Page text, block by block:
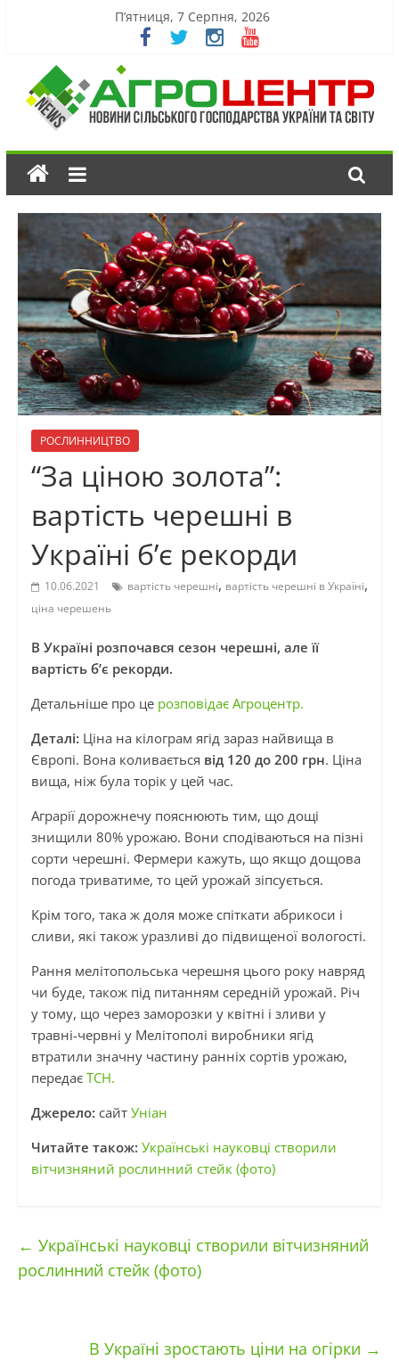
П’ятниця, 7 Серпня, 2026
РОСЛИННИЦТВО
“За ціною золота”:
вартість черешні в
Україні б’є рекорди
10.06.2021 вартість черешні, вартість черешні в Україні,
ціна черешень
В Україні розпочався сезон черешні, але її
вартість б’є рекорди.
Детальніше про це розповідає Агроцентр.
Деталі: Ціна на кілограм ягід зараз найвища в
Європі. Вона коливається від 120 до 200 грн. Ціна
вища, ніж була торік у цей час.
Аграрії дорожнечу пояснюють тим, що дощі
знищили 80% урожаю. Вони сподіваються на пізні
сорти черешні. Фермери кажуть, що якщо дощова
погода триватиме, то цей урожай зіпсується.
Крім того, така ж доля може спіткати абрикоси і
сливи, які також уразливі до підвищеної вологості.
Рання мелітопольська черешня цього року навряд
чи буде, також під питанням середній урожай. Річ
у тому, що через заморозки у квітні і зливи у
травні-червні у Мелітополі виробники ягід
втратили значну частину ранніх сортів урожаю,
передає ТСН.
Джерело: сайт Уніан
Читайте також: Українські науковці створили
вітчизняний рослинний стейк (фото)
← Українські науковці створили вітчизняний
рослинний стейк (фото)
В Україні зростають ціни на огірки →